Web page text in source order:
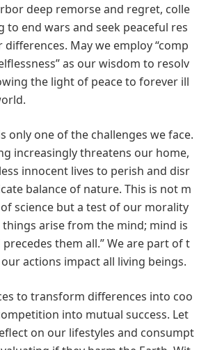
deep remorse and regret, colle
to end wars and seek peaceful res
May we employ “comp
as our wisdom to resolv
the light of peace to forever ill
only one of the challenges we face.
increasingly threatens our home,
innocent lives to perish and disr
balance of nature. This is not m
science but a test of our morality
things arise from the mind; mind is
them all.” We are part of t
actions impact all living beings.
to transform differences into coo
into mutual success. Let
on our lifestyles and consumpt